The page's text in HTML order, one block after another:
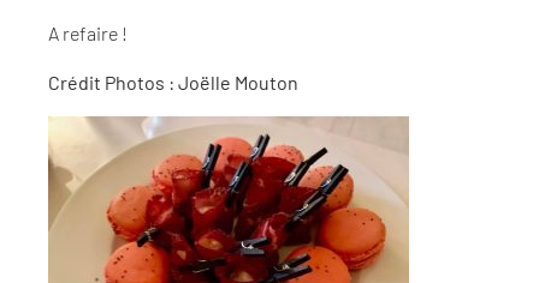
A refaire !
Crédit Photos : Joëlle Mouton